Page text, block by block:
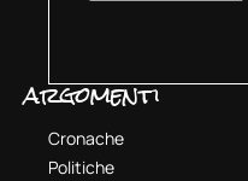
argomenti
Cronache
Politiche